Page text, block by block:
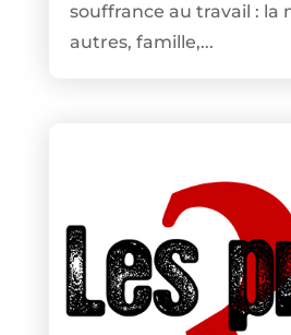
souffrance au travail : la
autres, famille,...